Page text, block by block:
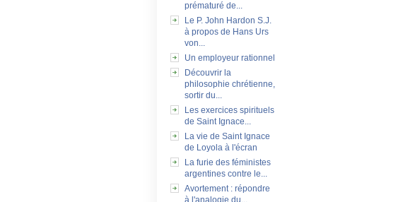
prématuré de...
Le P. John Hardon S.J.
à propos de Hans Urs
von...
Un employeur rationnel
Découvrir la
philosophie chrétienne,
sortir du...
Les exercices spirituels
de Saint Ignace...
La vie de Saint Ignace
de Loyola à l'écran
La furie des féministes
argentines contre le...
Avortement : répondre
à l'analogie du...